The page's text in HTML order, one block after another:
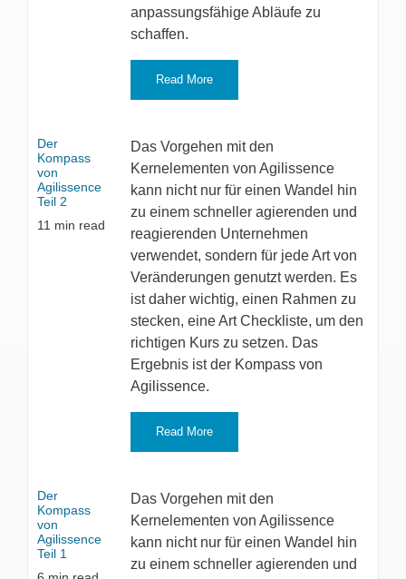
anpassungsfähige Abläufe zu
schaffen.
Read More
Der
Kompass
von
Agilissence
Teil 2
11 min read
Das Vorgehen mit den
Kernelementen von Agilissence
kann nicht nur für einen Wandel hin
zu einem schneller agierenden und
reagierenden Unternehmen
verwendet, sondern für jede Art von
Veränderungen genutzt werden. Es
ist daher wichtig, einen Rahmen zu
stecken, eine Art Checkliste, um den
richtigen Kurs zu setzen. Das
Ergebnis ist der Kompass von
Agilissence.
Read More
Der
Kompass
von
Agilissence
Teil 1
Das Vorgehen mit den
Kernelementen von Agilissence
kann nicht nur für einen Wandel hin
zu einem schneller agierenden und